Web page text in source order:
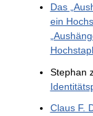
Das
ein
Stephan
Claus F.